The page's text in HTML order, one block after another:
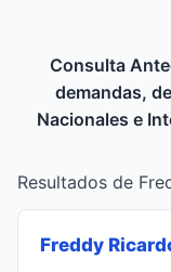
Consulta
demandas,
Nacionales e
Resultados de
Freddy